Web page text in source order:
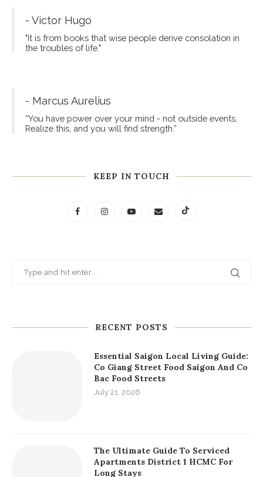
- Victor Hugo
"It is from books that wise people derive consolation in
the troubles of life."
- Marcus Aurelius
“You have power over your mind - not outside events.
Realize this, and you will find strength.”
KEEP IN TOUCH
RECENT POSTS
Essential Saigon Local Living Guide:
Co Giang Street Food Saigon And Co
Bac Food Streets
July 21, 2026
The Ultimate Guide To Serviced
Apartments District 1 HCMC For
Long Stays